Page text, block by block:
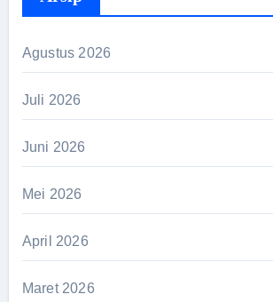
Agustus 2026
Juli 2026
Juni 2026
Mei 2026
April 2026
Maret 2026